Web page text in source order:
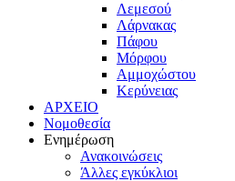
Λεμεσού
Λάρνακας
Πάφου
Μόρφου
Αμμοχώστου
Κερύνειας
ΑΡΧΕΙΟ
Νομοθεσία
Ενημέρωση
Ανακοινώσεις
Άλλες εγκύκλιοι